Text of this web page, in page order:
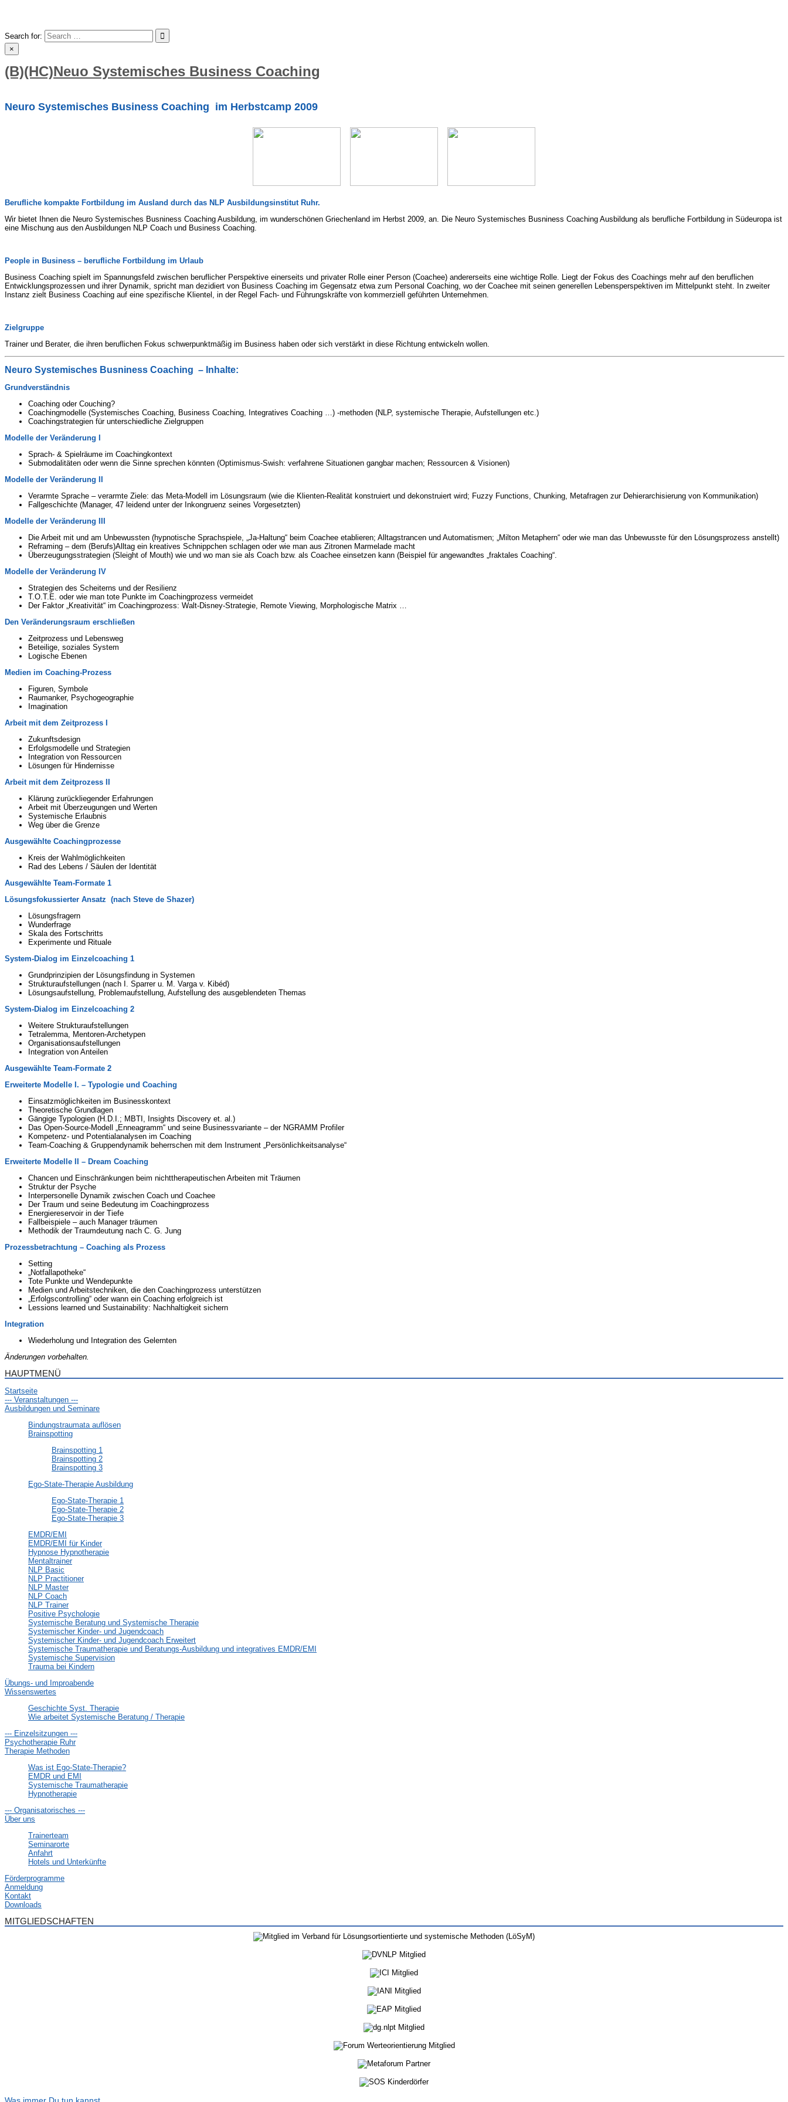
Search for:
×
(B)(HC)Neuo Systemisches Business Coaching
Neuro Systemisches Business Coaching im Herbstcamp 2009
Berufliche kompakte Fortbildung im Ausland durch das NLP Ausbildungsinstitut Ruhr.
Wir bietet Ihnen die Neuro Systemisches Busniness Coaching Ausbildung, im wunderschönen Griechenland im Herbst 2009, an. Die Neuro Systemisches Busniness Coaching Ausbildung als berufliche Fortbildung in Südeuropa ist
eine Mischung aus den Ausbildungen NLP Coach und Business Coaching.
People in Business – berufliche Fortbildung im Urlaub
Business Coaching spielt im Spannungsfeld zwischen beruflicher Perspektive einerseits und privater Rolle einer Person (Coachee) andererseits eine wichtige Rolle. Liegt der Fokus des Coachings mehr auf den beruflichen
Entwicklungsprozessen und ihrer Dynamik, spricht man dezidiert von Business Coaching im Gegensatz etwa zum Personal Coaching, wo der Coachee mit seinen generellen Lebensperspektiven im Mittelpunkt steht. In zweiter
Instanz zielt Business Coaching auf eine spezifische Klientel, in der Regel Fach- und Führungskräfte von kommerziell geführten Unternehmen.
Zielgruppe
Trainer und Berater, die ihren beruflichen Fokus schwerpunktmäßig im Business haben oder sich verstärkt in diese Richtung entwickeln wollen.
Neuro Systemisches Busniness Coaching – Inhalte:
Grundverständnis
Coaching oder Couching?
Coachingmodelle (Systemisches Coaching, Business Coaching, Integratives Coaching …) -methoden (NLP, systemische Therapie, Aufstellungen etc.)
Coachingstrategien für unterschiedliche Zielgruppen
Modelle der Veränderung I
Sprach- & Spielräume im Coachingkontext
Submodalitäten oder wenn die Sinne sprechen könnten (Optimismus-Swish: verfahrene Situationen gangbar machen; Ressourcen & Visionen)
Modelle der Veränderung II
Verarmte Sprache – verarmte Ziele: das Meta-Modell im Lösungsraum (wie die Klienten-Realität konstruiert und dekonstruiert wird; Fuzzy Functions, Chunking, Metafragen zur Dehierarchisierung von Kommunikation)
Fallgeschichte (Manager, 47 leidend unter der Inkongruenz seines Vorgesetzten)
Modelle der Veränderung III
Die Arbeit mit und am Unbewussten (hypnotische Sprachspiele, „Ja-Haltung“ beim Coachee etablieren; Alltagstrancen und Automatismen; „Milton Metaphern“ oder wie man das Unbewusste für den Lösungsprozess anstellt)
Reframing – dem (Berufs)Alltag ein kreatives Schnippchen schlagen oder wie man aus Zitronen Marmelade macht
Überzeugungsstrategien (Sleight of Mouth) wie und wo man sie als Coach bzw. als Coachee einsetzen kann (Beispiel für angewandtes „fraktales Coaching“.
Modelle der Veränderung IV
Strategien des Scheiterns und der Resilienz
T.O.T.E. oder wie man tote Punkte im Coachingprozess vermeidet
Der Faktor „Kreativität“ im Coachingprozess: Walt-Disney-Strategie, Remote Viewing, Morphologische Matrix …
Den Veränderungsraum erschließen
Zeitprozess und Lebensweg
Beteilige, soziales System
Logische Ebenen
Medien im Coaching-Prozess
Figuren, Symbole
Raumanker, Psychogeographie
Imagination
Arbeit mit dem Zeitprozess I
Zukunftsdesign
Erfolgsmodelle und Strategien
Integration von Ressourcen
Lösungen für Hindernisse
Arbeit mit dem Zeitprozess II
Klärung zurückliegender Erfahrungen
Arbeit mit Überzeugungen und Werten
Systemische Erlaubnis
Weg über die Grenze
Ausgewählte Coachingprozesse
Kreis der Wahlmöglichkeiten
Rad des Lebens / Säulen der Identität
Ausgewählte Team-Formate 1
Lösungsfokussierter Ansatz (nach Steve de Shazer)
Lösungsfragern
Wunderfrage
Skala des Fortschritts
Experimente und Rituale
System-Dialog im Einzelcoaching 1
Grundprinzipien der Lösungsfindung in Systemen
Strukturaufstellungen (nach I. Sparrer u. M. Varga v. Kibéd)
Lösungsaufstellung, Problemaufstellung, Aufstellung des ausgeblendeten Themas
System-Dialog im Einzelcoaching 2
Weitere Strukturaufstellungen
Tetralemma, Mentoren-Archetypen
Organisationsaufstellungen
Integration von Anteilen
Ausgewählte Team-Formate 2
Erweiterte Modelle I. – Typologie und Coaching
Einsatzmöglichkeiten im Businesskontext
Theoretische Grundlagen
Gängige Typologien (H.D.I.; MBTI, Insights Discovery et. al.)
Das Open-Source-Modell „Enneagramm“ und seine Businessvariante – der NGRAMM Profiler
Kompetenz- und Potentialanalysen im Coaching
Team-Coaching & Gruppendynamik beherrschen mit dem Instrument „Persönlichkeitsanalyse“
Erweiterte Modelle II – Dream Coaching
Chancen und Einschränkungen beim nichttherapeutischen Arbeiten mit Träumen
Struktur der Psyche
Interpersonelle Dynamik zwischen Coach und Coachee
Der Traum und seine Bedeutung im Coachingprozess
Energiereservoir in der Tiefe
Fallbeispiele – auch Manager träumen
Methodik der Traumdeutung nach C. G. Jung
Prozessbetrachtung – Coaching als Prozess
Setting
„Notfallapotheke“
Tote Punkte und Wendepunkte
Medien und Arbeitstechniken, die den Coachingprozess unterstützen
„Erfolgscontrolling“ oder wann ein Coaching erfolgreich ist
Lessions learned und Sustainability: Nachhaltigkeit sichern
Integration
Wiederholung und Integration des Gelernten
Änderungen vorbehalten.
HAUPTMENÜ
Startseite
--- Veranstaltungen ---
Ausbildungen und Seminare
Bindungstraumata auflösen
Brainspotting
Brainspotting 1
Brainspotting 2
Brainspotting 3
Ego-State-Therapie Ausbildung
Ego-State-Therapie 1
Ego-State-Therapie 2
Ego-State-Therapie 3
EMDR/EMI
EMDR/EMI für Kinder
Hypnose Hypnotherapie
Mentaltrainer
NLP Basic
NLP Practitioner
NLP Master
NLP Coach
NLP Trainer
Positive Psychologie
Systemische Beratung und Systemische Therapie
Systemischer Kinder- und Jugendcoach
Systemischer Kinder- und Jugendcoach Erweitert
Systemische Traumatherapie und Beratungs-Ausbildung und integratives EMDR/EMI
Systemische Supervision
Trauma bei Kindern
Übungs- und Improabende
Wissenswertes
Geschichte Syst. Therapie
Wie arbeitet Systemische Beratung / Therapie
--- Einzelsitzungen ---
Psychotherapie Ruhr
Therapie Methoden
Was ist Ego-State-Therapie?
EMDR und EMI
Systemische Traumatherapie
Hypnotherapie
--- Organisatorisches ---
Über uns
Trainerteam
Seminarorte
Anfahrt
Hotels und Unterkünfte
Förderprogramme
Anmeldung
Kontakt
Downloads
MITGLIEDSCHAFTEN
Was immer Du tun kannst